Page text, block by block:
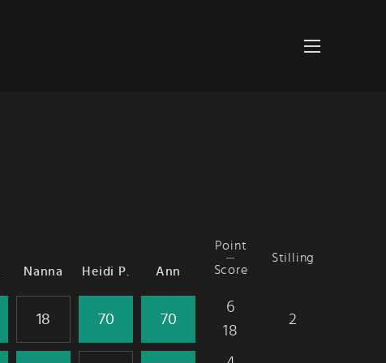
Nanna Heidi P. Ann
Point
Score
Stilling
6
18
2